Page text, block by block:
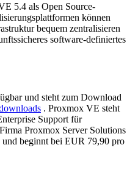
5.4 als Open Source-
können
bequem zentralisieren
software-definiertes
und steht zum Download
. Proxmox VE steht
Support für
Proxmox Server Solutions
beginnt bei EUR 79,90 pro